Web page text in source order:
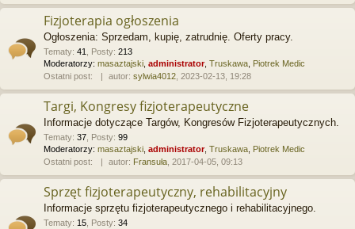
Fizjoterapia ogłoszenia
Ogłoszenia: Sprzedam, kupię, zatrudnię. Oferty pracy.
Tematy: 41 Posty: 213
Moderatorzy: masaztajski administrator, Truskawa Piotrek Medic
Ostatni post:
autor: sylwia4012 , 2023-02-13, 19:28
Targi, Kongresy fizjoterapeutyczne
Informacje dotyczące Targów, Kongresów Fizjoterapeutycznych.
Tematy: 37 Posty: 99
Moderatorzy: masaztajski administrator, Truskawa Piotrek Medic
Ostatni post:
autor: Fransuła , 2017-04-05, 09:13
Sprzęt fizjoterapeutyczny, rehabilitacyjny
Informacje sprzętu fizjoterapeutycznego i rehabilitacyjnego.
Tematy: 15 Posty: 34